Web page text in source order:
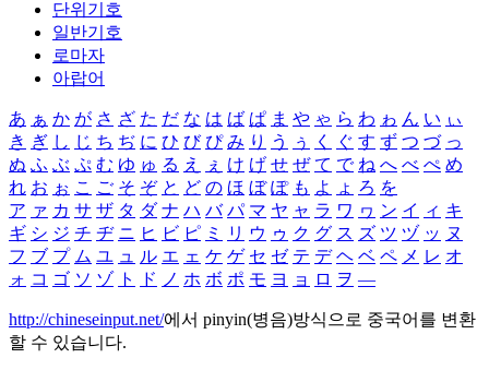
단위기호
일반기호
로마자
아랍어
あ ぁ か が さ ざ た だ な は ば ぱ ま や ゃ ら わ ゎ ん い ぃ
き ぎ し じ ち ぢ に ひ び ぴ み り う ぅ く ぐ す ず つ づ っ
ぬ ふ ぶ ぷ む ゆ ゅ る え ぇ け げ せ ぜ て で ね へ べ ぺ め
れ お ぉ こ ご そ ぞ と ど の ほ ぼ ぽ も よ ょ ろ を
ア ァ カ サ ザ タ ダ ナ ハ バ パ マ ヤ ャ ラ ワ ヮ ン イ ィ キ
ギ シ ジ チ ヂ ニ ヒ ビ ピ ミ リ ウ ゥ ク グ ス ズ ツ ヅ ッ ヌ
フ ブ プ ム ユ ュ ル エ ェ ケ ゲ セ ゼ テ デ ヘ ベ ペ メ レ オ
ォ コ ゴ ソ ゾ ト ド ノ ホ ボ ポ モ ヨ ョ ロ ヲ ―
http://chineseinput.net/에서 pinyin(병음)방식으로 중국어를 변환
할 수 있습니다.